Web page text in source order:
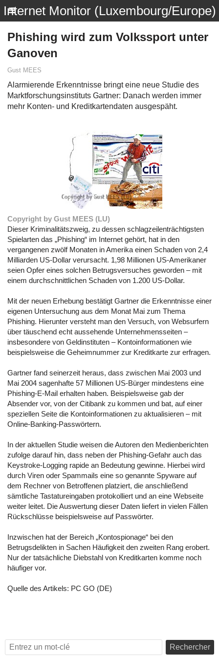
Internet Monitor (Luxembourg/Europe)
Phishing wird zum Volkssport unter
Ganoven
Gust MEES
Alarmierende Erkenntnisse bringt eine neue Studie des
Marktforschungsinstituts Gartner: Danach werden immer
mehr Konten- und Kreditkartendaten ausgespäht.
Copyright by Gust MEES (LU)
Dieser Kriminalitätszweig, zu dessen schlagzeilenträchtigsten
Spielarten das „Phishing“ im Internet gehört, hat in den
vergangenen zwölf Monaten in Amerika einen Schaden von 2,4
Milliarden US-Dollar verursacht. 1,98 Millionen US-Amerikaner
seien Opfer eines solchen Betrugsversuches geworden – mit
einem durchschnittlichen Schaden von 1.200 US-Dollar.
Mit der neuen Erhebung bestätigt Gartner die Erkenntnisse einer
eigenen Untersuchung aus dem Monat Mai zum Thema
Phishing. Hierunter versteht man den Versuch, von Websurfern
über täuschend echt aussehende Unternehmensseiten –
insbesondere von Geldinstituten – Kontoinformationen wie
beispielsweise die Geheimnummer zur Kreditkarte zur erfragen.
Gartner fand seinerzeit heraus, dass zwischen Mai 2003 und
Mai 2004 sagenhafte 57 Millionen US-Bürger mindestens eine
Phishing-E-Mail erhalten haben. Beispielsweise gab der
Absender vor, von der Citibank zu kommen und bat, auf einer
speziellen Seite die Kontoinformationen zu aktualisieren – mit
Online-Banking-Passwörtern.
In der aktuellen Studie weisen die Autoren den Medienberichten
zufolge darauf hin, dass neben der Phishing-Gefahr auch das
Keystroke-Logging rapide an Bedeutung gewinne. Hierbei wird
durch Viren oder Spammails eine so genannte Spyware auf
dem Rechner von Betroffenen platziert, die anschließend
sämtliche Tastatureingaben protokolliert und an eine Webseite
weiter leitet. Die Auswertung dieser Daten liefert in vielen Fällen
Rückschlüsse beispielsweise auf Passwörter.
Inzwischen hat der Bereich „Kontospionage“ bei den
Betrugsdelikten in Sachen Häufigkeit den zweiten Rang erobert.
Nur der tatsächliche Diebstahl von Kreditkarten komme noch
häufiger vor.
Quelle des Artikels: PC GO (DE)
Rechercher